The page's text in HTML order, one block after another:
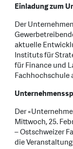
Einladung zum
Der
aktuelle
Instituts für
für Finance und
Fachhochschule
Der
Mittwoch, 25.
– Ostschweizer
die